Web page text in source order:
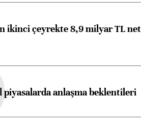
ikinci çeyrekte 8,9 milyar TL net
piyasalarda anlaşma beklentileri